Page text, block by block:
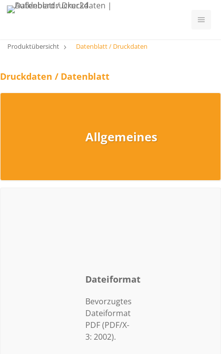
Produktübersicht Datenblatt / Druckdaten
Druckdaten / Datenblatt
Allgemeines
Dateiformat
Bevorzugtes
Dateiformat
PDF (PDF/X-
3: 2002).